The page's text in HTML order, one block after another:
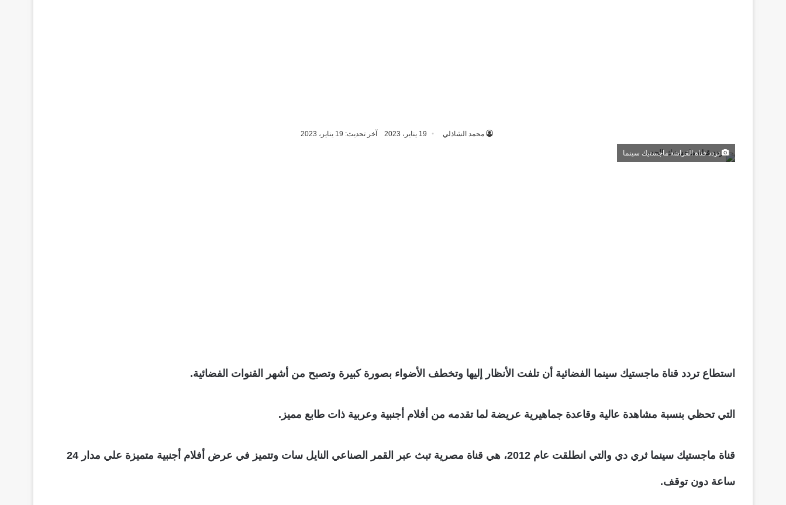
محمد الشاذلي 19 يناير، 2023 آخر تحديث: 19 يناير، 2023
تردد قناة الفراشة ماجستيك سينما
استطاع تردد قناة ماجستيك سينما الفضائية أن تلفت الأنظار إليها وتخطف الأضواء بصورة كبيرة وتصبح من أشهر القنوات الفضائية.
التي تحظي بنسبة مشاهدة عالية وقاعدة جماهيرية عريضة لما تقدمه من أفلام أجنبية وعربية ذات طابع مميز.
قناة ماجستيك سينما ثري دي والتي انطلقت عام 2012، هي قناة مصرية تبث عبر القمر الصناعي النايل سات وتتميز في عرض أفلام أجنبية متميزة علي مدار 24
ساعة دون توقف.